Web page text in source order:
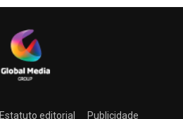
Estatuto editorial Publicidade